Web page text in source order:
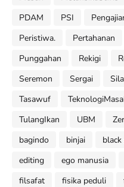
PDAM
PSI
Peristiwa.
Pertahanan
Punggahan
Rekigi
Seremon
Sergai
Tasawuf
TulangIkan
UBM
bagindo
binjai
editing
ego manusia
filsafat
fisika peduli